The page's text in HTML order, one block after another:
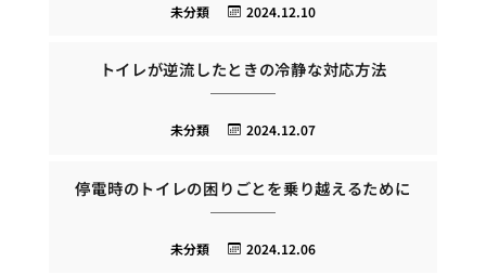
2024.12.10
未分類
トイレが逆流したときの冷静な対応方法
2024.12.07
未分類
停電時のトイレの困りごとを乗り越えるために
2024.12.06
未分類